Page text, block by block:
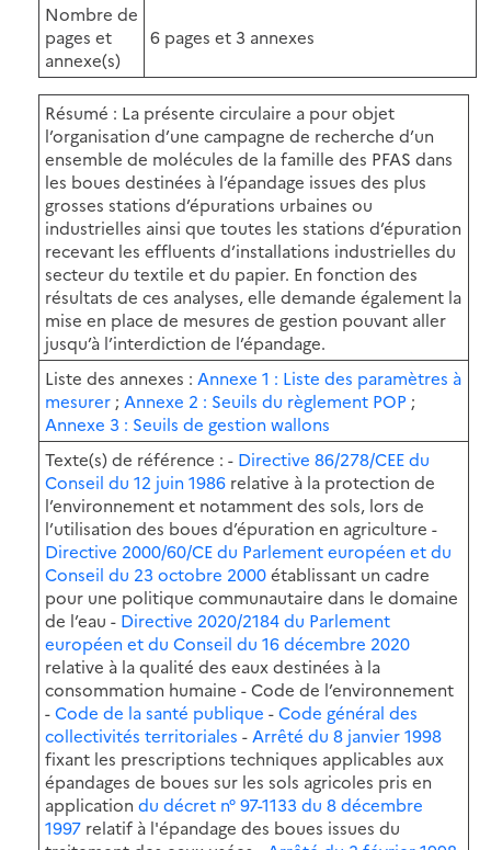
Nombre de
pages et
annexe(s)
6 pages et 3 annexes
Résumé : La présente circulaire a pour objet
l’organisation d’une campagne de recherche d’un
ensemble de molécules de la famille des PFAS dans
les boues destinées à l’épandage issues des plus
grosses stations d’épurations urbaines ou
industrielles ainsi que toutes les stations d’épuration
recevant les effluents d’installations industrielles du
secteur du textile et du papier. En fonction des
résultats de ces analyses, elle demande également la
mise en place de mesures de gestion pouvant aller
jusqu’à l’interdiction de l’épandage.
Liste des annexes : Annexe 1 : Liste des paramètres à
mesurer ; Annexe 2 : Seuils du règlement POP ;
Annexe 3 : Seuils de gestion wallons
Texte(s) de référence : - Directive 86/278/CEE du
Conseil du 12 juin 1986 relative à la protection de
l’environnement et notamment des sols, lors de
l’utilisation des boues d’épuration en agriculture -
Directive 2000/60/CE du Parlement européen et du
Conseil du 23 octobre 2000établissant un cadre
pour une politique communautaire dans le domaine
de l’eau - Directive 2020/2184 du Parlement
européen et du Conseil du 16 décembre 2020
relative à la qualité des eaux destinées à la
consommation humaine - Code de l’environnement
-Code de la santé publique -Code général des
collectivités territoriales - Arrêté du 8 janvier 1998
fixant les prescriptions techniques applicables aux
épandages de boues sur les sols agricoles pris en
application du décret n° 97-1133 du 8 décembre
1997 relatif à l'épandage des boues issues du